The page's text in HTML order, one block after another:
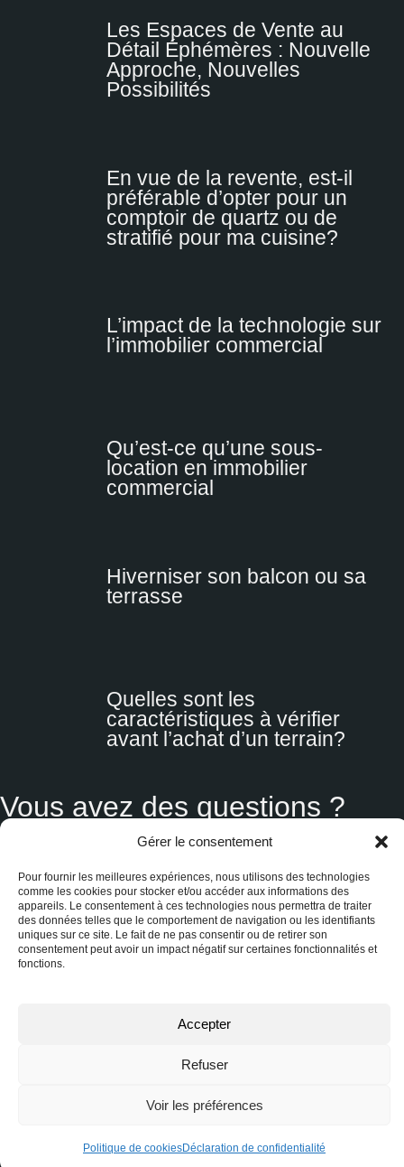
Gérer le consentement
Pour fournir les meilleures expériences, nous utilisons des technologies
comme les cookies pour stocker et/ou accéder aux informations des
appareils. Le consentement à ces technologies nous permettra de traiter
des données telles que le comportement de navigation ou les identifiants
uniques sur ce site. Le fait de ne pas consentir ou de retirer son
consentement peut avoir un impact négatif sur certaines fonctionnalités et
fonctions.
Accepter
Refuser
Voir les préférences
Politique de cookiesDéclaration de confidentialité
Les Espaces de Vente au
Détail Éphémères : Nouvelle
Approche, Nouvelles
Possibilités
En vue de la revente, est-il
préférable d’opter pour un
comptoir de quartz ou de
stratifié pour ma cuisine?
L’impact de la technologie sur
l’immobilier commercial
Qu’est-ce qu’une sous-
location en immobilier
commercial
Hiverniser son balcon ou sa
terrasse
Quelles sont les
caractéristiques à vérifier
avant l’achat d’un terrain?
Vous avez des questions ?
Nous avons les réponses ! Remplissez ce formulaire et
rapidement. Ne laissez pas vos interrogations en
suspens, engagez la conversation dès maintenant !
Nom